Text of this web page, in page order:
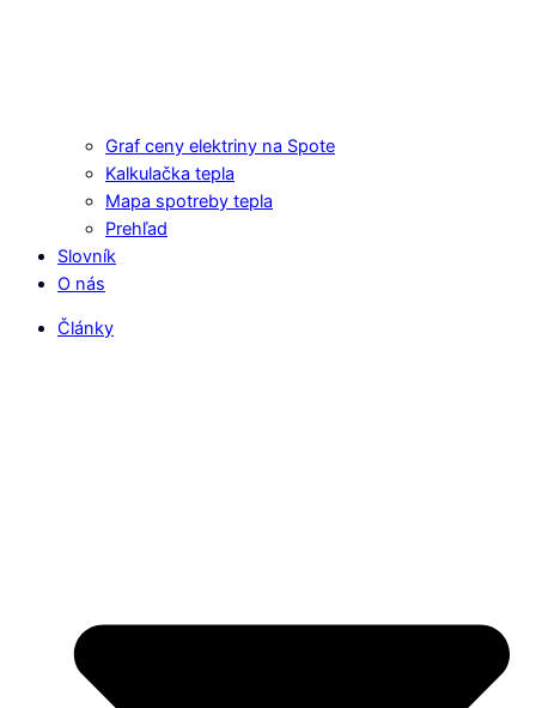
Graf ceny elektriny na Spote
Kalkulačka tepla
Mapa spotreby tepla
Prehľad
Slovník
O nás
Články